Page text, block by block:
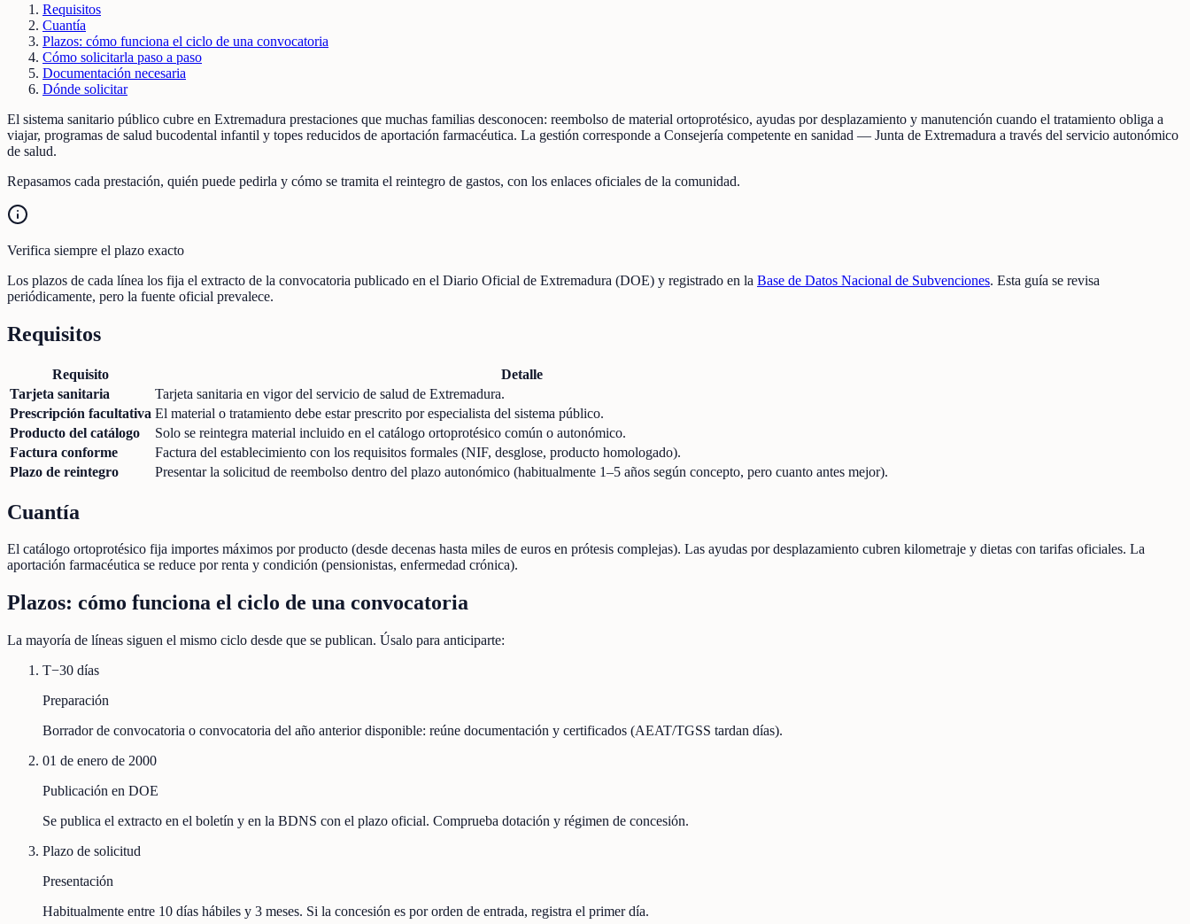
Requisitos
Cuantía
Plazos: cómo funciona el ciclo de una convocatoria
Cómo solicitarla paso a paso
Documentación necesaria
Dónde solicitar
El sistema sanitario público cubre en Extremadura prestaciones que muchas familias desconocen: reembolso de material ortoprotésico, ayudas por desplazamiento y manutención cuando el tratamiento obliga a
viajar, programas de salud bucodental infantil y topes reducidos de aportación farmacéutica. La gestión corresponde a Consejería competente en sanidad — Junta de Extremadura a través del servicio autonómico
de salud.
Repasamos cada prestación, quién puede pedirla y cómo se tramita el reintegro de gastos, con los enlaces oficiales de la comunidad.
Verifica siempre el plazo exacto
Los plazos de cada línea los fija el extracto de la convocatoria publicado en el Diario Oficial de Extremadura (DOE) y registrado en la Base de Datos Nacional de Subvenciones. Esta guía se revisa
periódicamente, pero la fuente oficial prevalece.
Requisitos
Requisito
Detalle
Tarjeta sanitaria
Tarjeta sanitaria en vigor del servicio de salud de Extremadura.
Prescripción facultativa El material o tratamiento debe estar prescrito por especialista del sistema público.
Producto del catálogo
Solo se reintegra material incluido en el catálogo ortoprotésico común o autonómico.
Factura conforme
Factura del establecimiento con los requisitos formales (NIF, desglose, producto homologado).
Plazo de reintegro
Presentar la solicitud de reembolso dentro del plazo autonómico (habitualmente 1–5 años según concepto, pero cuanto antes mejor).
Cuantía
El catálogo ortoprotésico fija importes máximos por producto (desde decenas hasta miles de euros en prótesis complejas). Las ayudas por desplazamiento cubren kilometraje y dietas con tarifas oficiales. La
aportación farmacéutica se reduce por renta y condición (pensionistas, enfermedad crónica).
Plazos: cómo funciona el ciclo de una convocatoria
La mayoría de líneas siguen el mismo ciclo desde que se publican. Úsalo para anticiparte:
T−30 días
Preparación
Borrador de convocatoria o convocatoria del año anterior disponible: reúne documentación y certificados (AEAT/TGSS tardan días).
01 de enero de 2000
Publicación en DOE
Se publica el extracto en el boletín y en la BDNS con el plazo oficial. Comprueba dotación y régimen de concesión.
Plazo de solicitud
Presentación
Habitualmente entre 10 días hábiles y 3 meses. Si la concesión es por orden de entrada, registra el primer día.